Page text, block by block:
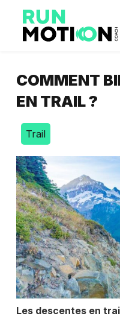
COMMENT
EN TRAIL ?
Trail
Les descentes en